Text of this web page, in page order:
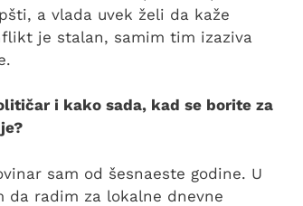
a vlada uvek želi da kaže
je stalan, samim tim izaziva
i kako sada, kad se borite za
sam od šesnaeste godine. U
da radim za lokalne dnevne